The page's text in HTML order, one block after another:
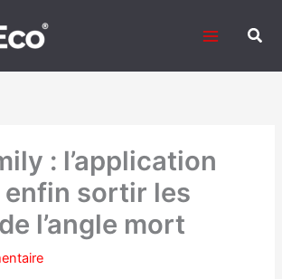
: l’application
sortir les
l’angle mort